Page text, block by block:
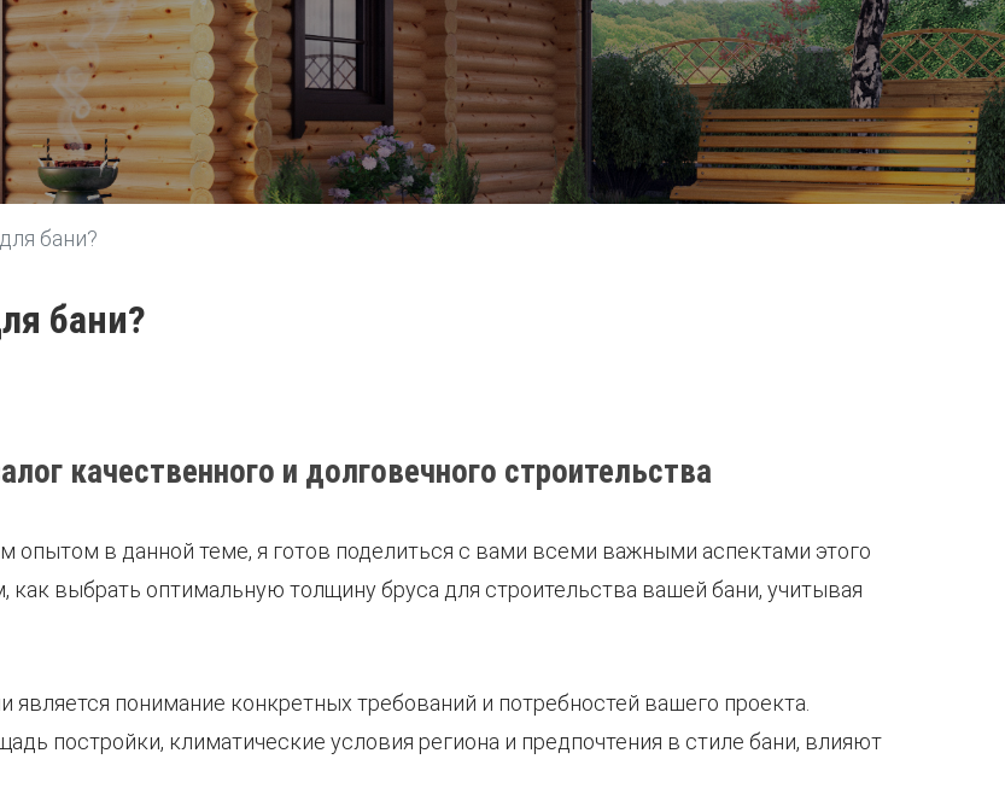
бани?
бани?
качественного и долговечного строительства
опытом в данной теме, я готов поделиться с вами всеми важными аспектами этого
выбрать оптимальную толщину бруса для строительства вашей бани, учитывая
понимание конкретных требований и потребностей вашего проекта.
постройки, климатические условия региона и предпочтения в стиле бани, влияют